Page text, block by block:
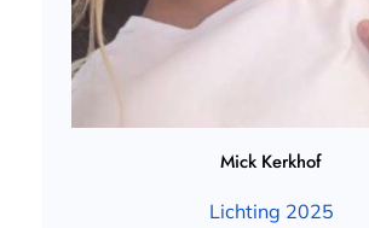
Mick Kerkhof
Lichting 2025